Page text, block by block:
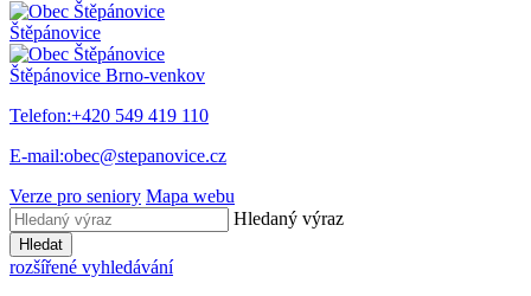
Štěpánovice
Štěpánovice Brno-venkov
Telefon:+420 549 419 110
E-mail:obec@stepanovice.cz
Verze pro seniory Mapa webu
Hledaný výraz
Hledat
rozšířené vyhledávání